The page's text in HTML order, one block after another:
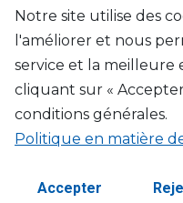
Bougie
H:
Notre site utilise des
l'améliorer et nous
service et la meilleure
cliquant sur «
conditions générales.
Politique en matière
Accepter